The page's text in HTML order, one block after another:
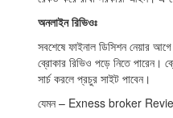
অনলাইন রিভিওঃ
সবশেষে ফাইনাল ডিসিশন নেয়ার
ব্রোকার রিভিও পড়ে নিতে পারেন।
সার্চ করলে প্রচুর সাইট পাবেন।
যেমন – Exness broker